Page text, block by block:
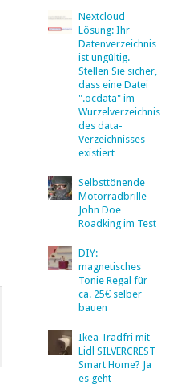
Nextcloud
Lösung: Ihr
Datenverzeichnis
ist ungültig.
Stellen Sie sicher,
dass eine Datei
".ocdata" im
Wurzelverzeichnis
des data-
Verzeichnisses
existiert
Selbsttönende
Motorradbrille
John Doe
Roadking im Test
DIY:
magnetisches
Tonie Regal für
ca. 25€ selber
bauen
Ikea Tradfri mit
Lidl SILVERCREST
Smart Home? Ja
es geht